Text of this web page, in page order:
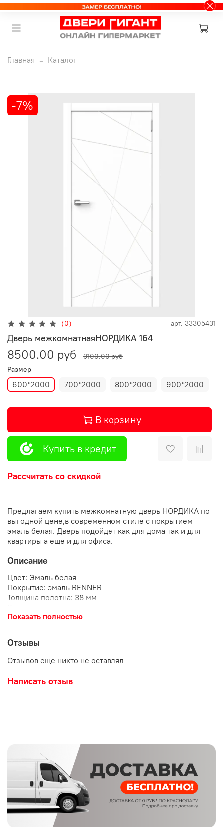
Главная Каталог
-7%
(0) арт. 33305431
Дверь межкомнатнаяНОРДИКА 164
8500.00 руб
9100.00 руб
Размер
600*2000 700*2000 800*2000 900*2000
В корзину
Купить в кредит
Рассчитать со скидкой
Предлагаем купить межкомнатную дверь НОРДИКА по
выгодной цене,в современном стиле с покрытием
эмаль белая. Дверь подойдет как для дома так и для
квартиры а еще и для офиса.
Описание
Цвет: Эмаль белая
Покрытие: эмаль RENNER
Толщина полотна: 38 мм
Наполнение: МДФ + Тамбурат
Показать полностью
Отзывы
Отзывов еще никто не оставлял
Написать отзыв